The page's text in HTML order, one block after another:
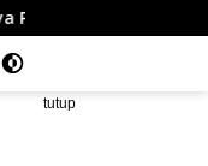
Desa’
tutup